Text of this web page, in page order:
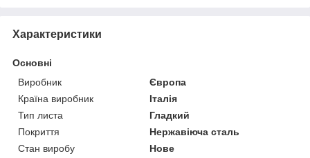
Характеристики
Основні
Виробник
Європа
Країна виробник
Італія
Тип листа
Гладкий
Покриття
Нержавіюча сталь
Стан виробу
Нове